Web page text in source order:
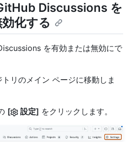
Discussions を
化する
を有効または無効にで
リのメイン ページに移動しま
[ 設定] をクリックします。